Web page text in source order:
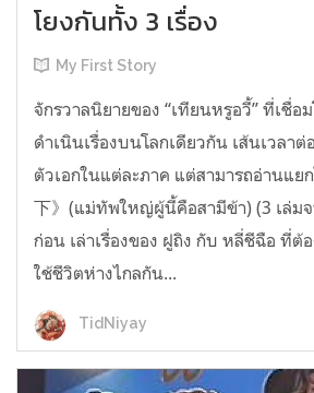
โยงกันทั้ง 3 เรื่อง
My First Story
จักรวาลนิยายของ “เทียนหรูอวี้” ที่เชื่อ
ดำเนินเรื่องบนโลกเดียวกัน เส้นเวลา
ตัวเอกในแต่ละภาค แต่สามารถอ่านแย
下》(แม่ทัพใหญ่ผู้นี้คือสามีข้า) (3 เล่มจ
ก่อน เล่าเรื่องของ ฝูถิง กับ หลี่ชีฉือ ที่ต้
ใช้ชีวิตห่างไกลกัน...
TidNiyay